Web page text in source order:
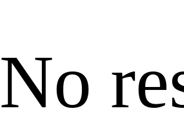
No